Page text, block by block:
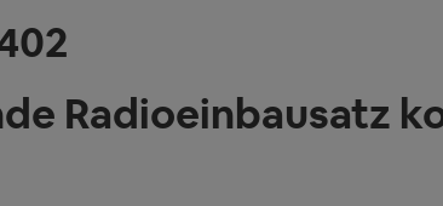
Radioeinbausatz